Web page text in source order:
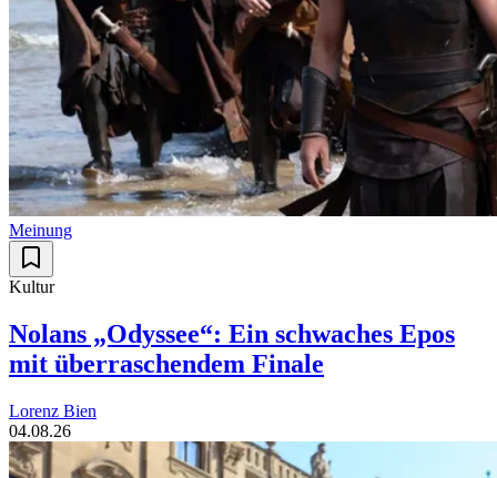
Meinung
Kultur
Nolans „Odyssee“: Ein schwaches Epos
mit überraschendem Finale
Lorenz Bien
04.08.26